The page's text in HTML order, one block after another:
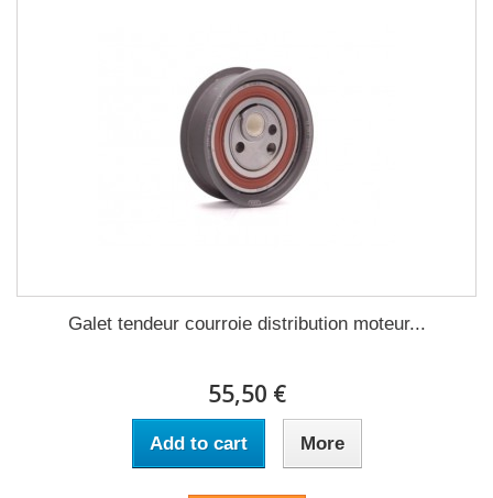
Galet tendeur courroie distribution moteur...
55,50 €
Add to cart More